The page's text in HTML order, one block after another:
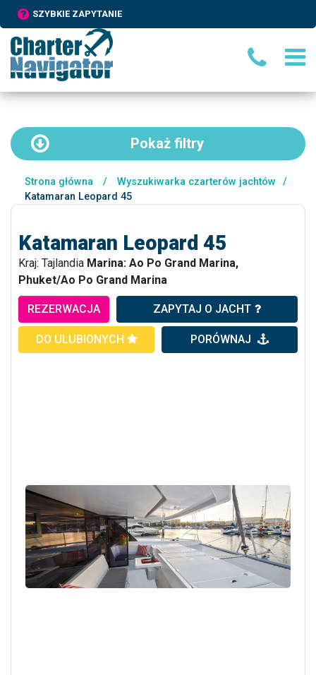
SZYBKIE ZAPYTANIE
Pokaż filtry
Strona główna / Wyszukiwarka czarterów jachtów
/
Katamaran Leopard 45
Katamaran Leopard 45
Kraj: Tajlandia Marina: Ao Po Grand Marina,
Phuket/Ao Po Grand Marina
REZERWACJA ZAPYTAJ O JACHT
DO ULUBIONYCH PORÓWNAJ